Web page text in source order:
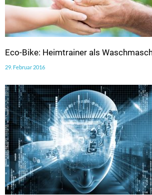
Eco-Bike: Heimtrainer als
29. Februar 2016